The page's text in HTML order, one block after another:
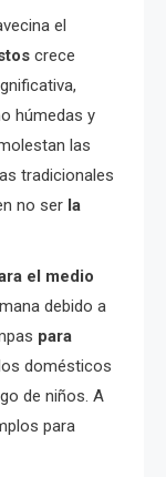
el
crece
húmedas y
las
tradicionales
no ser la
el medio
debido a
para
domésticos
de niños. A
para